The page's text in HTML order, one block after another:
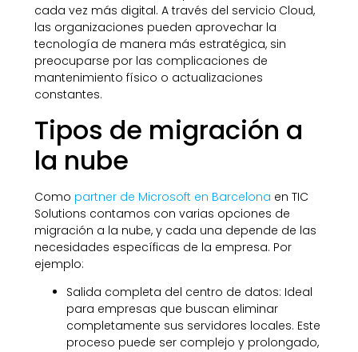
cada vez más digital. A través del servicio Cloud,
las organizaciones pueden aprovechar la
tecnología de manera más estratégica, sin
preocuparse por las complicaciones de
mantenimiento físico o actualizaciones
constantes.
Tipos de migración a
la nube
Como partner de Microsoft en Barcelona en TIC
Solutions contamos con varias opciones de
migración a la nube, y cada una depende de las
necesidades específicas de la empresa. Por
ejemplo:
Salida completa del centro de datos: Ideal
para empresas que buscan eliminar
completamente sus servidores locales. Este
proceso puede ser complejo y prolongado,